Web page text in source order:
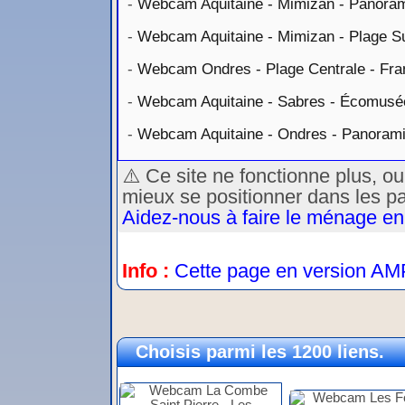
- Webcam Aquitaine - Mimizan -
- Webcam Aquitaine - Mimizan - Plage
- Webcam Ondres - Plage Centrale -
- Webcam Aquitaine - Sabres -
- Webcam Aquitaine - Ondres -
⚠️ Ce site ne fonctionne plus,
mieux se positionner dans les
Aidez-nous à faire le ménage
Info : Cette page en version
Choisis parmi les 1200 liens.